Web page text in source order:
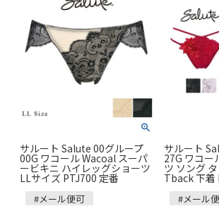
サルート Salute 00グループ
00G ワコール Wacoal スーパ
ービキニ ハイレッグショーツ
LLサイズ PTJ700 定番
#メール便可
サルート
27G ワコー
ツ ソング
Tback 下着
#メール